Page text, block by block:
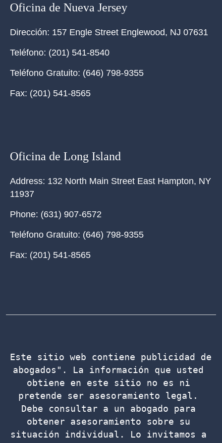
Oficina de Nueva Jersey
Dirección: 157 Engle Street Englewood, NJ 07631
Teléfono: (201) 541-8540
Teléfono Gratuito: (646) 798-9355
Fax: (201) 541-8565
Oficina de Long Island
Address: 132 North Main Street East Hampton, NY
11937
Phone: (631) 907-6572
Teléfono Gratuito: (646) 798-9355
Fax: (201) 541-8565
Este sitio web contiene publicidad de
abogados". La información que usted
obtiene en este sitio no es ni
pretende ser asesoramiento legal.
Debe consultar a un abogado para
obtener asesoramiento sobre su
situación individual. Lo invitamos a